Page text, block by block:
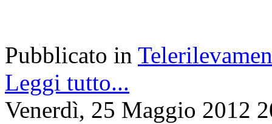
Pubblicato in
Leggi tutto...
Venerdì, 25 Maggio 2012